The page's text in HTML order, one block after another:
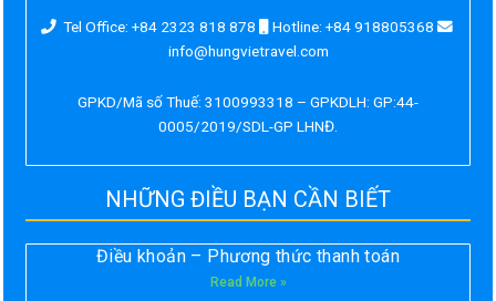
Tel Office: +84 2323 818 878
Hotline: +84 918805368
info@hungvietravel.com
GPKD/Mã số Thuế: 3100993318 – GPKDLH: GP:44-
0005/2019/SDL-GP LHNĐ.
NHỮNG ĐIỀU BẠN CẦN BIẾT
Điều khoản – Phương thức thanh toán
Read More »